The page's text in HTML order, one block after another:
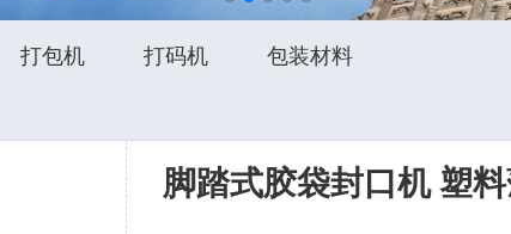
打包机 打码机 包装材料
脚踏式胶袋封口机 塑